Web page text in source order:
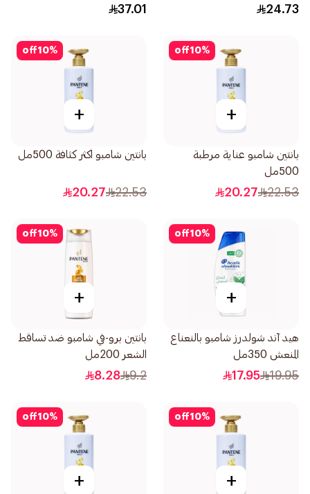
24.73
37.01
10%
off
+
بانتين شامبو عناية مرطبة
500مل
22.53
20.27
10%
off
+
بانتين شامبو اكثر كثافة 500مل
22.53
20.27
10%
off
+
هيد آند شولدرز شامبو بالنعناع
المنعش 350مل
19.95
17.95
10%
off
+
بانتين برو-في شامبو ضد تساقط
الشعر 200مل
9.2
8.28
10%
off
+
10%
off
+